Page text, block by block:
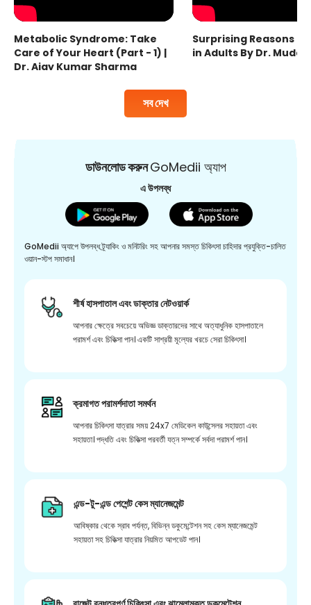
সব দেখ
Metabolic Syndrome: Take
Care of Your Heart (Part - 1) |
Dr. Ajay Kumar Sharma
Surprising Reasons
in Adults By Dr.
ডাউনলোড করুনGoMedii অ্যাপ
এ উপলব্ধ
GoMedii অ্যাপে উপলব্ধ ট্র্যাকিং ও মনিটরিং সহ আপনার সমস্ত চিকিৎসা চাহিদার প্রযুক্তি-চালিত
ওয়ান-স্টপ সমাধান।
শীর্ষ হাসপাতাল এবং ডাক্তার নেটওয়ার্ক
আপনার ক্ষেত্রে সবচেয়ে অভিজ্ঞ ডাক্তারদের সাথে অত্যাধুনিক হাসপাতালে
পরামর্শ এবং চিকিত্সা পান। একটি সাশ্রয়ী মূল্যের খরচে সেরা চিকিৎসা।
ক্রমাগত পরামর্শদাতা সমর্থন
আপনার চিকিৎসা যাত্রার সময় 24x7 মেডিকেল কাউন্সেলর সহায়তা এবং
সহায়তা। পদ্ধতি এবং চিকিত্সা পরবর্তী যত্ন সম্পর্কে সর্বদা পরামর্শ পান।
এন্ড-টু-এন্ড পেশেন্ট কেস ম্যানেজমেন্ট
আবিষ্কার থেকে স্রাব পর্যন্ত, বিভিন্ন ডকুমেন্টেশন সহ কেস ম্যানেজমেন্ট
সহায়তা সহ চিকিত্সা যাত্রার নিয়মিত আপডেট পান।